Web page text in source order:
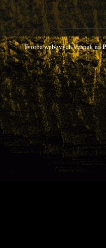
Tvorba webových stránek na